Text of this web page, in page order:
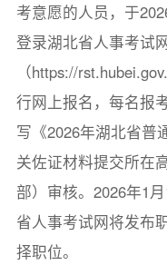
考意愿的人员，于
登录湖北省人事考试
（https://
行网上报名，每名报
写《2026年湖北省普
关佐证材料提交所在
部）审核。2026年1
省人事考试网将发布
择职位。